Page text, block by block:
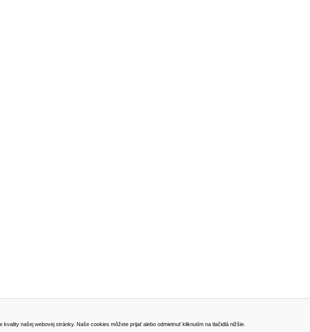
našej webovej stránky. Naše cookies môžete prijať alebo odmietnuť kliknutím na tlačidlá nižšie.